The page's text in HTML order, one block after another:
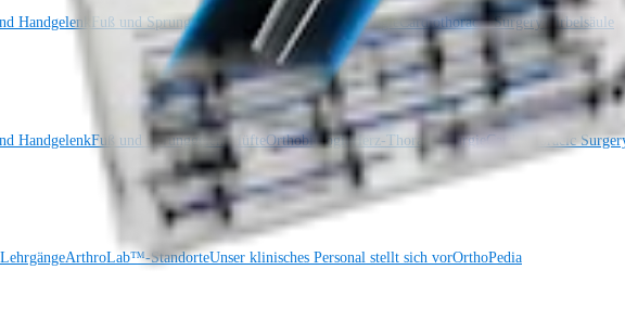
Handgelenk Fuß und Sprunggelenk TraumaHüfteOrthobiologieCardiothoracic SurgeryWirbelsäule
HandgelenkFuß und SprunggelenkHüfteOrthobiologieHerz-ThoraxchirurgieCardiothoracic
ArthroLab™-StandorteUnser klinisches Personal stellt sich vorOrthoPedia